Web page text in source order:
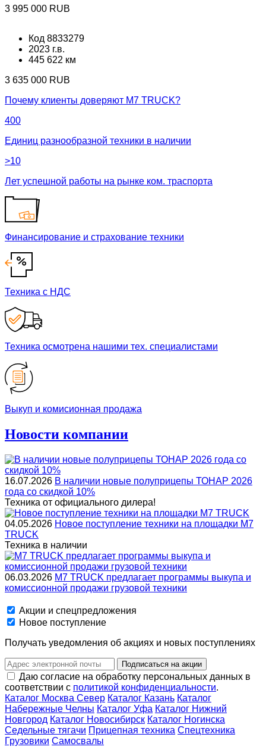
3 995 000 RUB
Код 8833279
2023 г.в.
445 622 км
3 635 000 RUB
Почему клиенты доверяют М7 TRUCK?
400
Единиц разнообразной техники в наличии
>10
Лет успешной работы на рынке ком. траспорта
Финансирование и страхование техники
Техника с НДС
Техника осмотрена нашими тех. специалистами
Выкуп и комисионная продажа
Новости компании
16.07.2026 В наличии новые полуприцепы ТОНАР 2026
года со скидкой 10%
Техника от официального дилера!
04.05.2026 Новое поступление техники на площадки M7
TRUCK
Техника в наличии
06.03.2026 M7 TRUCK предлагает программы выкупа и
комиссионной продажи грузовой техники
Акции и спецпредложения
Новое поступление
Получать уведомления об акциях и новых поступлениях
Подписаться на акции
Даю согласие на обработку персональных данных в
соответствии с политикой конфиденциальности.
Каталог Москва Север Каталог Казань Каталог
Набережные Челны Каталог Уфа Каталог Нижний
Новгород Каталог Новосибирск Каталог Ногинска
Седельные тягачи Прицепная техника Спецтехника
Грузовики Самосвалы